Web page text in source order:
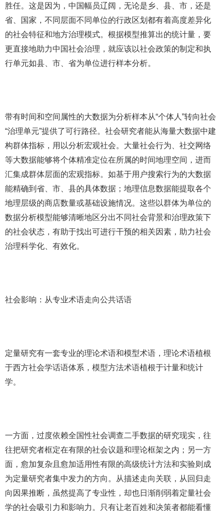
胜任。这是因为，中国幅员辽阔，无论是乡、县、市，还是
省、国家，不同层面不同单位的行政区划都有着高度差异化
的社会特征和地方治理模式。根据模型推算出的统计量，要
更直接地助力中国社会治理，就应该以社会政策的制定和执
行单元如县、市、省为单位进行样本分析。
带有时间和空间属性的大数据为分析样本从“个体人”转向社会
“治理单元”提供了可行路径。社会研究者能从海量大数据中建
构群体指标，用以分析宏观社会。大量社会行为、社交网络
等大数据能够将个体精准定位在所属的时间地理空间，进而
汇集成群体层面的宏观指标。如基于用户搜索行为的大数据
能精确到省、市、县的具体数据；地理信息数据能提取各个
地理层级的商店数量或基础设施情况。这些以群体为单位的
数据分析模型能够清晰地区分出不同社会背景和治理政策下
的社会状态，有助于找出可进行干预的相关因素，助力社会
治理科学化、有效化。
社会影响：从专业术语走向公共话语
定量研究有一套专业的理论术语和模型术语，理论术语植根
于西方社会学话语体系，模型方法术语植根于计量和统计
学。
一方面，过度依赖全国性社会调查二手数据的研究现实，往
往把研究者框定在有限的社会议题和理论框架之内；另一方
面，愈加复杂且愈加适用性有限的高级统计方法和实验则成
为定量研究者集中发力的方向。从描述走向关联，从回归走
向因果推断，虽然提高了专业性，却也日渐削弱着定量社会
学的社会吸引力和影响力。只有让老百姓和决策者都能看懂